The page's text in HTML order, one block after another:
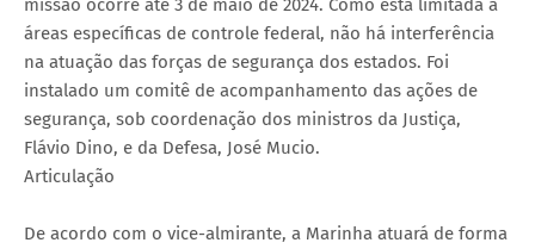
missão ocorre até 3 de maio de 2024. Como está limitada a
áreas específicas de controle federal, não há interferência
na atuação das forças de segurança dos estados. Foi
instalado um comitê de acompanhamento das ações de
segurança, sob coordenação dos ministros da Justiça,
Flávio Dino, e da Defesa, José Mucio.
Articulação
De acordo com o vice-almirante, a Marinha atuará de forma